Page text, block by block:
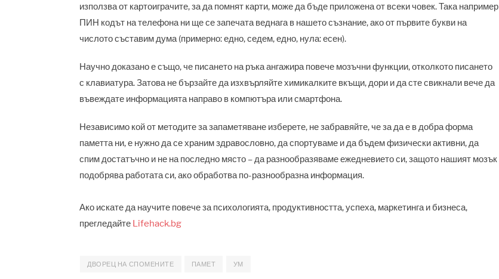
използва от картоиграчите, за да помнят карти, може да бъде приложена от всеки човек. Така например
ПИН кодът на телефона ни ще се запечата веднага в нашето съзнание, ако от първите букви на
числото съставим дума (примерно: едно, седем, едно, нула: есен).
Научно доказано е също, че писането на ръка ангажира повече мозъчни функции, отколкото писането
с клавиатура. Затова не бързайте да изхвърляйте химикалките вкъщи, дори и да сте свикнали вече да
въвеждате информацията направо в компютъра или смартфона.
Независимо кой от методите за запаметяване изберете, не забравяйте, че за да е в добра форма
паметта ни, е нужно да се храним здравословно, да спортуваме и да бъдем физически активни, да
спим достатъчно и не на последно място – да разнообразяваме ежедневието си, защото нашият мозък
подобрява работата си, ако обработва по-разнообразна информация.
Ако искате да научите повече за психологията, продуктивността, успеха, маркетинга и бизнеса,
прегледайте Lifehack.bg
ДВОРЕЦ НА СПОМЕНИТЕ ПАМЕТ УМ